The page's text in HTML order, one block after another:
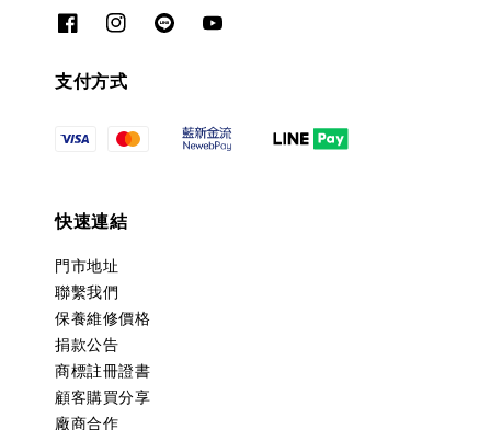
支付方式
快速連結
門市地址
聯繫我們
保養維修價格
捐款公告
商標註冊證書
顧客購買分享
廠商合作